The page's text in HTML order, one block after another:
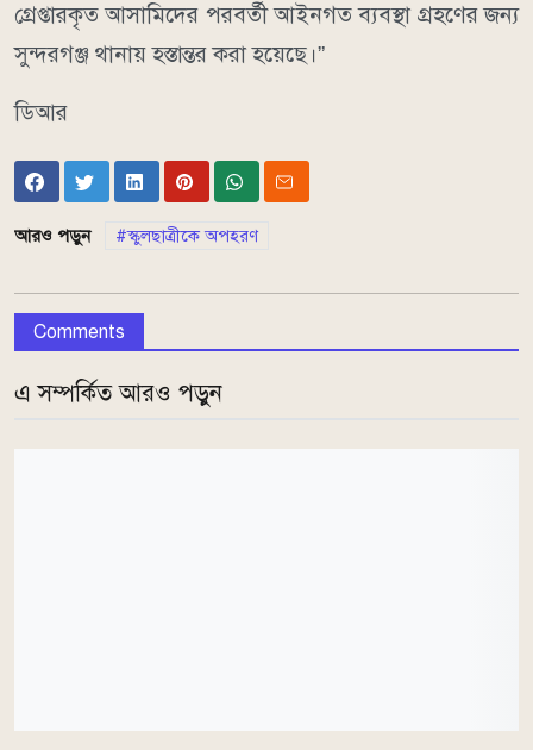
গ্রেপ্তারকৃত আসামিদের পরবর্তী আইনগত ব্যবস্থা গ্রহণের জন্য
সুন্দরগঞ্জ থানায় হস্তান্তর করা হয়েছে।”
ডিআর
আরও পড়ুন স্কুলছাত্রীকে অপহরণ
Comments
এ সম্পর্কিত আরও পড়ুন